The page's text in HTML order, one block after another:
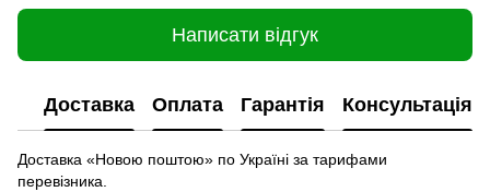
Написати відгук
Доставка Оплата Гарантія Консультація
Доставка «Новою поштою» по Україні за тарифами
перевізника.